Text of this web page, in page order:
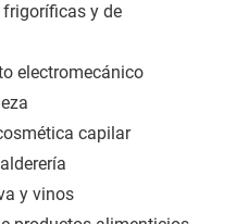
y de
electromecánico
capilar
y vinos